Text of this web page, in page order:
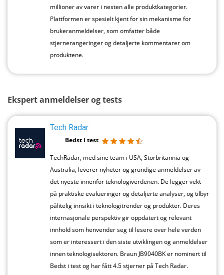
millioner av varer i nesten alle produktkategorier.
Plattformen er spesielt kjent for sin mekanisme for
brukeranmeldelser, som omfatter både
stjernerangeringer og detaljerte kommentarer om
produktene.
Ekspert anmeldelser og tests
Tech Radar
Bedst i test
TechRadar, med sine team i USA, Storbritannia og
Australia, leverer nyheter og grundige anmeldelser av
det nyeste innenfor teknologiverdenen. De legger vekt
på praktiske evalueringer og detaljerte analyser, og tilbyr
pålitelig innsikt i teknologitrender og produkter. Deres
internasjonale perspektiv gir oppdatert og relevant
innhold som henvender seg til lesere over hele verden
som er interessert i den siste utviklingen og anmeldelser
innen teknologisektoren. Braun JB9040BK er nominert til
Bedst i test og har fått 4.5 stjerner på Tech Radar.